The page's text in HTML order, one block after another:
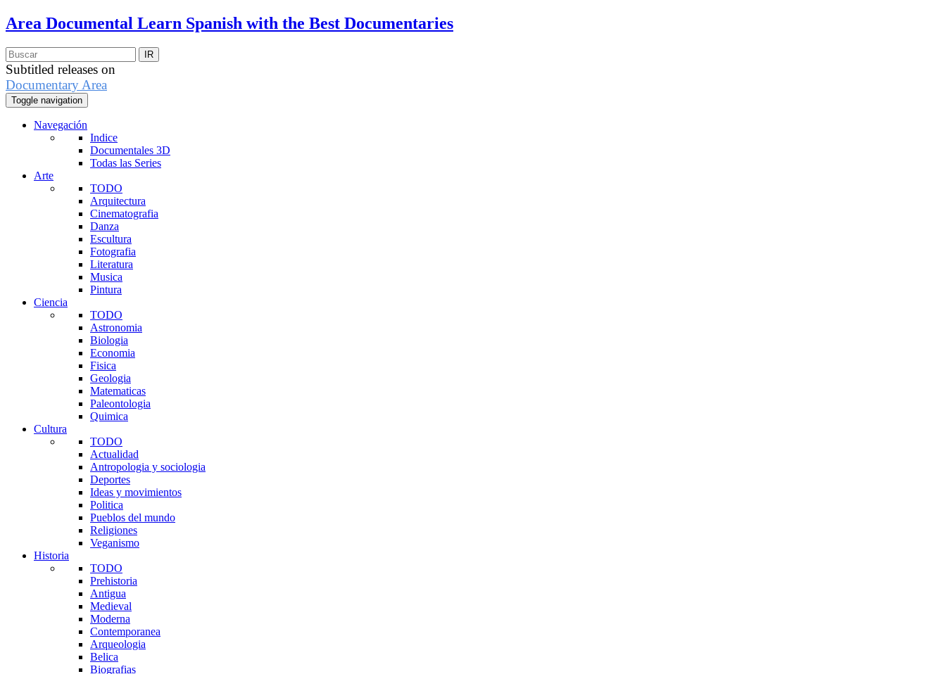
Area Documental Learn Spanish with the Best Documentaries
Subtitled releases on
Documentary Area
Toggle navigation
Navegación
Indice
Documentales 3D
Todas las Series
Arte
TODO
Arquitectura
Cinematografia
Danza
Escultura
Fotografia
Literatura
Musica
Pintura
Ciencia
TODO
Astronomia
Biologia
Economia
Fisica
Geologia
Matematicas
Paleontologia
Quimica
Cultura
TODO
Actualidad
Antropologia y sociologia
Deportes
Ideas y movimientos
Politica
Pueblos del mundo
Religiones
Veganismo
Historia
TODO
Prehistoria
Antigua
Medieval
Moderna
Contemporanea
Arqueologia
Belica
Biografias